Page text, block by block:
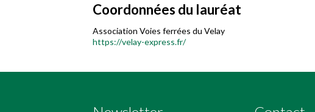
Coordonnées du lauréat
Association Voies ferrées du Velay
https://velay-express.fr/